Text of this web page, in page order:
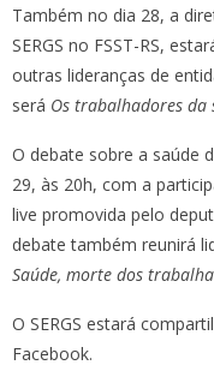
Também no dia 28, a
SERGS no FSST-RS,
outras lideranças de
será Os trabalhadores da
O debate sobre a saúde
29, às 20h, com a
live promovida pelo
debate também reunirá
Saúde, morte dos
O SERGS estará
Facebook.